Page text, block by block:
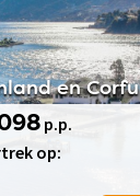
en Corfu
p.p.
op: